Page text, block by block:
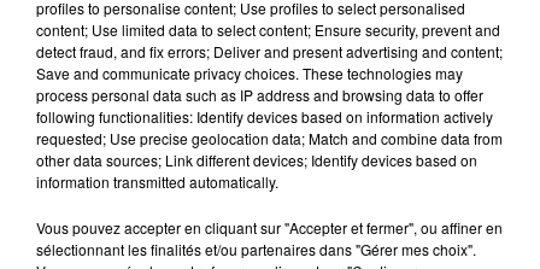
Cet élément est masqué compte-tenu du refus du
dépôt de cookies que vous avez exprimé. Si vous
souhaitez l'afficher, merci de nous donner votre accord
en cliquant sur le bouton ci-dessous.
Afficher l'élément
profiles to personalise content; Use profiles to select personalised
content; Use limited data to select content; Ensure security, prevent and
detect fraud, and fix errors; Deliver and present advertising and content;
Save and communicate privacy choices. These technologies may
process personal data such as IP address and browsing data to offer
following functionalities: Identify devices based on information actively
requested; Use precise geolocation data; Match and combine data from
other data sources; Link different devices; Identify devices based on
information transmitted automatically.
Vous pouvez accepter en cliquant sur "Accepter et fermer", ou affiner en
sélectionnant les finalités et/ou partenaires dans "Gérer mes choix".